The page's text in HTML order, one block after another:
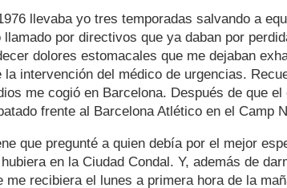
llevaba yo tres temporadas salvando a
por directivos que ya daban por
dolores estomacales que me dejaban
la intervención del médico de urgencias.
me cogió en Barcelona. Después de que el
frente al Barcelona Atlético en el Camp
que pregunté a quien debía por el mejor
en la Ciudad Condal. Y, además de
me recibiera el lunes a primera hora de la